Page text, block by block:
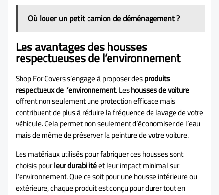
Où louer un petit camion de déménagement ?
Les avantages des housses
respectueuses de l’environnement
Shop For Covers s’engage à proposer desproduits
respectueux de l’environnement. Leshousses de voiture
offrent non seulement une protection efficace mais
contribuent de plus à réduire la fréquence de lavage de votre
véhicule. Cela permet non seulement d’économiser de l’eau
mais de même de préserver la peinture de votre voiture.
Les matériaux utilisés pour fabriquer ces housses sont
choisis pourleur durabilitéet leur impact minimal sur
l’environnement. Que ce soit pour une housse intérieure ou
extérieure, chaque produit est conçu pour durer tout en